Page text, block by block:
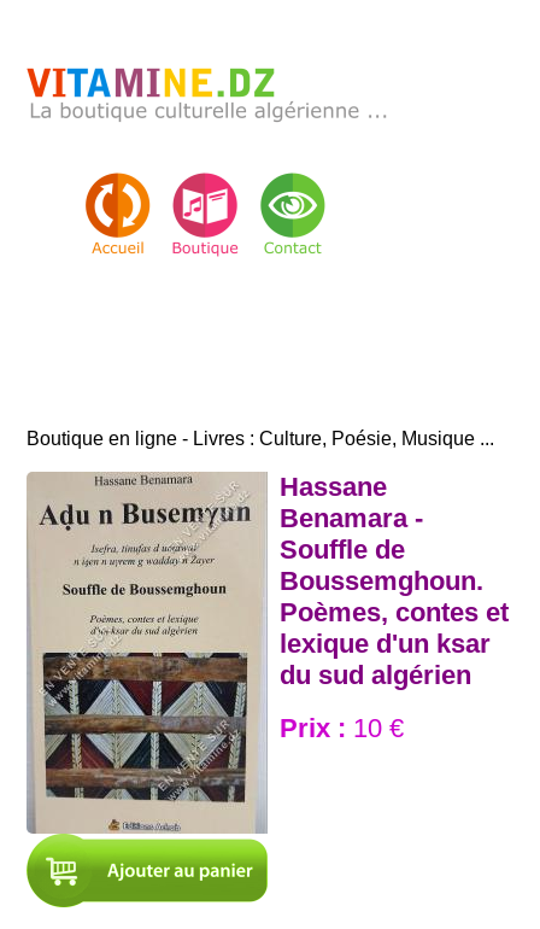
Boutique en ligne - Livres : Culture, Poésie, Musique ...
Hassane
Benamara -
Souffle de
Boussemghoun.
Poèmes, contes et
lexique d'un ksar
du sud algérien
Prix : 10 €